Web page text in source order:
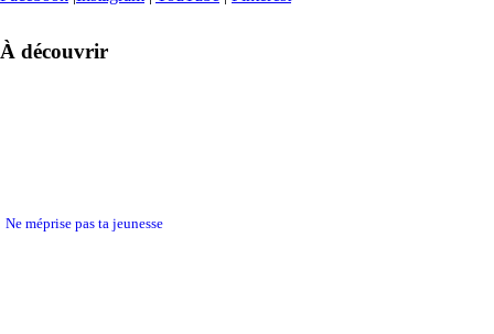
À découvrir
Ne méprise pas ta jeunesse